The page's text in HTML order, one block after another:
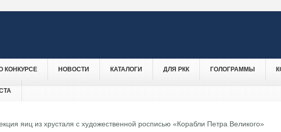
КОНКУРСЕ НОВОСТИ КАТАЛОГИ ДЛЯ РКК ГОЛОГРАММЫ
яиц из хрусталя с художественной росписью «Корабли Петра Великого»